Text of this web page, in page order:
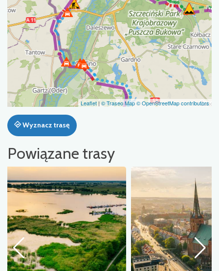
Leaflet |© Traseo Map© OpenStreetMap contributors
Wyznacz trasę
Powiązane trasy